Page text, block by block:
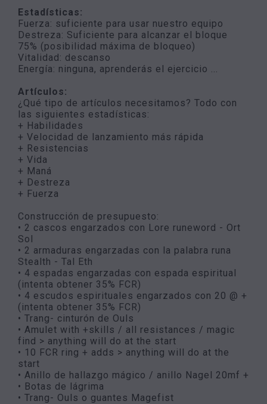
Estadísticas:
Fuerza: suficiente para usar nuestro equipo
Destreza: Suficiente para alcanzar el bloque
75% (posibilidad máxima de bloqueo)
Vitalidad: descanso
Energía: ninguna, aprenderás el ejercicio ...
Artículos:
¿Qué tipo de artículos necesitamos? Todo con
las siguientes estadísticas:
+ Habilidades
+ Velocidad de lanzamiento más rápida
+ Resistencias
+ Vida
+ Maná
+ Destreza
+ Fuerza
Construcción de presupuesto:
• 2 cascos engarzados con Lore runeword - Ort
Sol
• 2 armaduras engarzadas con la palabra runa
Stealth - Tal Eth
• 4 espadas engarzadas con espada espiritual
(intenta obtener 35% FCR)
• 4 escudos espirituales engarzados con 20 @ +
(intenta obtener 35% FCR)
• Trang- cinturón de Ouls
• Amulet with +skills / all resistances / magic
find > anything will do at the start
• 10 FCR ring + adds > anything will do at the
start
• Anillo de hallazgo mágico / anillo Nagel 20mf +
• Botas de lágrima
• Trang- Ouls o guantes Magefist